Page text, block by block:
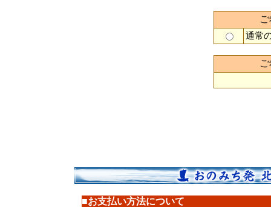
通常
■お支払い方法について